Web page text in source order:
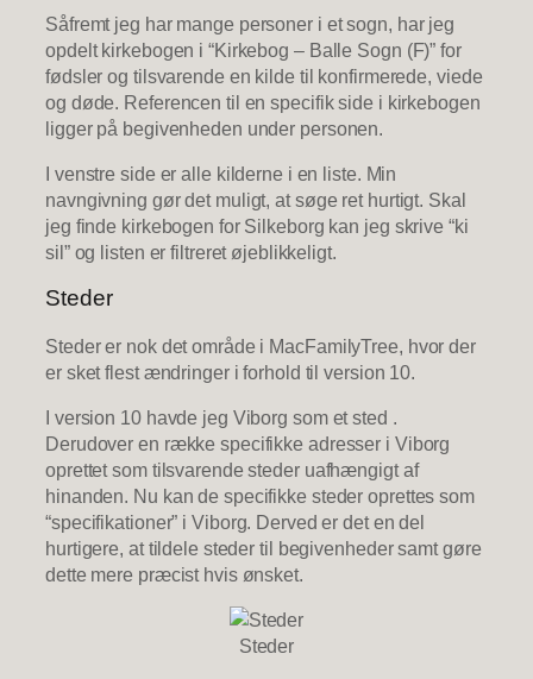
Såfremt jeg har mange personer i et sogn, har jeg
opdelt kirkebogen i “Kirkebog – Balle Sogn (F)” for
fødsler og tilsvarende en kilde til konfirmerede, viede
og døde. Referencen til en specifik side i kirkebogen
ligger på begivenheden under personen.
I venstre side er alle kilderne i en liste. Min
navngivning gør det muligt, at søge ret hurtigt. Skal
jeg finde kirkebogen for Silkeborg kan jeg skrive “ki
sil” og listen er filtreret øjeblikkeligt.
Steder
Steder er nok det område i MacFamilyTree, hvor der
er sket flest ændringer i forhold til version 10.
I version 10 havde jeg Viborg som et sted .
Derudover en række specifikke adresser i Viborg
oprettet som tilsvarende steder uafhængigt af
hinanden. Nu kan de specifikke steder oprettes som
“specifikationer” i Viborg. Derved er det en del
hurtigere, at tildele steder til begivenheder samt gøre
dette mere præcist hvis ønsket.
Steder